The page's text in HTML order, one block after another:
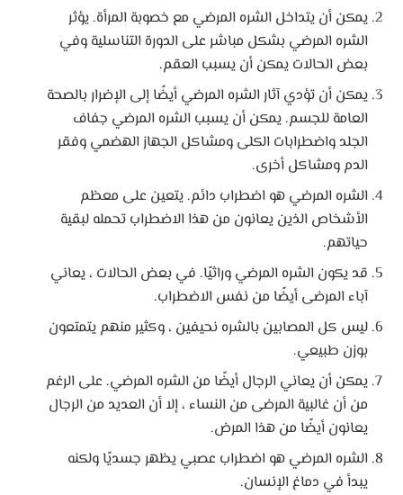
يمكن أن يتداخل الشره المرضي مع خصوبة المرأة. يؤثر
الشره المرضي بشكل مباشر على الدورة التناسلية وفي
بعض الحالات يمكن أن يسبب العقم.
يمكن أن تؤدي آثار الشره المرضي أيضًا إلى الإضرار بالصحة
العامة للجسم. يمكن أن يسبب الشره المرضي جفاف
الجلد واضطرابات الكلى ومشاكل الجهاز الهضمي وفقر
الدم ومشاكل أخرى.
الشره المرضي هو اضطراب دائم. يتعين على معظم
الأشخاص الذين يعانون من هذا الاضطراب تحمله لبقية
حياتهم.
قد يكون الشره المرضي وراثيًا. في بعض الحالات ، يعاني
آباء المرضى أيضًا من نفس الاضطراب.
ليس كل المصابين بالشره نحيفين ، وكثير منهم يتمتعون
بوزن طبيعي.
يمكن أن يعاني الرجال أيضًا من الشره المرضي. على الرغم
من أن غالبية المرضى من النساء ، إلا أن العديد من الرجال
يعانون أيضًا من هذا المرض.
الشره المرضي هو اضطراب عصبي يظهر جسديًا ولكنه
يبدأ في دماغ الإنسان.